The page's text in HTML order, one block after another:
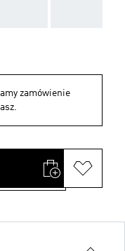
zamówienie